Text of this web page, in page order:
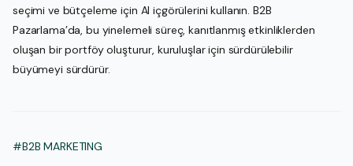
seçimi ve bütçeleme için AI içgörülerini kullanın. B2B
Pazarlama’da, bu yinelemeli süreç, kanıtlanmış etkinliklerden
oluşan bir portföy oluşturur, kuruluşlar için sürdürülebilir
büyümeyi sürdürür.
#B2B MARKETING